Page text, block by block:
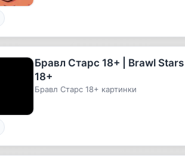
Бравл Старс 18+ | Brawl Stars
18+
Бравл Старс 18+ картинки